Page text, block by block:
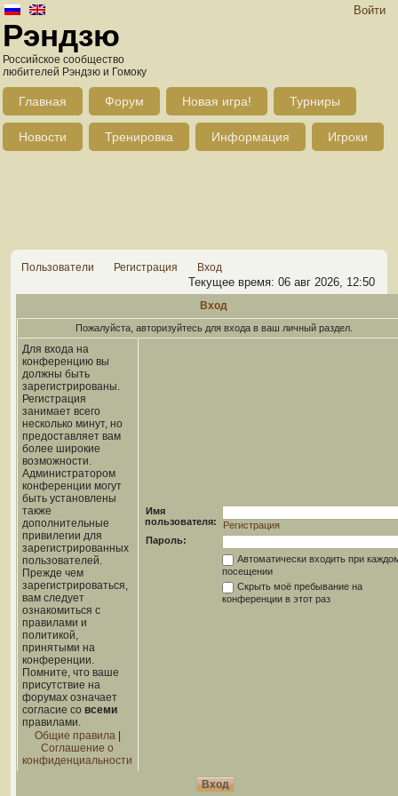
Войти
Рэндзю
Российское сообщество
любителей Рэндзю и Гомоку
Главная Форум Новая игра! Турниры
Новости Тренировка Информация Игроки
Пользователи Регистрация Вход
Текущее время: 06 авг 2026, 12:50
Вход
Пожалуйста, авторизуйтесь для входа в ваш личный раздел.
Для входа на
конференцию вы
должны быть
зарегистрированы.
Регистрация
занимает всего
несколько минут, но
предоставляет вам
более широкие
возможности.
Администратором
конференции могут
быть установлены
также
дополнительные
привилегии для
зарегистрированных
пользователей.
Прежде чем
зарегистрироваться,
вам следует
ознакомиться с
правилами и
политикой,
принятыми на
конференции.
Помните, что ваше
присутствие на
форумах означает
согласие со всеми
правилами.
Общие правила|
Соглашение о
конфиденциальности
Имя
пользователя:
Регистрация
Пароль:
Автоматически входить при
посещении
Скрыть моё пребывание на
конференции в этот раз